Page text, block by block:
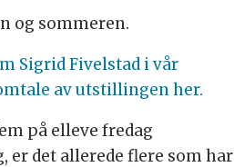
og sommeren.
Sigrid Fivelstad i vår
av utstillingen her.
på elleve fredag
er det allerede flere som har